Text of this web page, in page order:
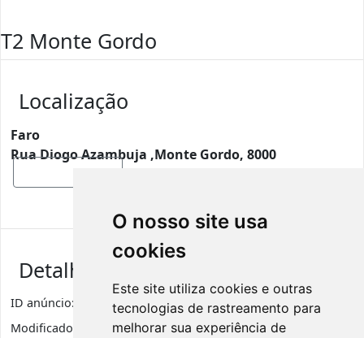
O nosso site usa
cookies
Este site utiliza cookies e outras
tecnologias de rastreamento para
melhorar sua experiência de
T2 Monte Gordo
Localização
Faro
Rua Diogo Azambuja ,Monte Gordo, 8000
Detalhes de anúncio
ID anúncio: 1762 Visualizações
622
Modificado:
6 anos